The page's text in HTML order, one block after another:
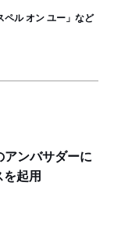
ペル オン ユー」など
アンバサダーに
起用